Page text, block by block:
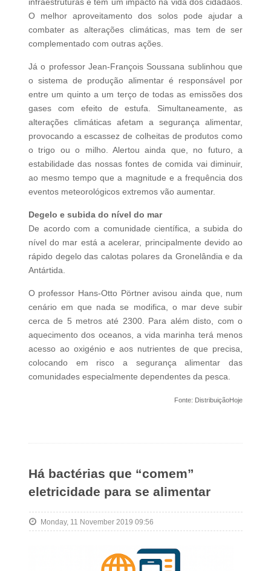
infraestruturas e tem um impacto na vida dos cidadãos.
O melhor aproveitamento dos solos pode ajudar a
combater as alterações climáticas, mas tem de ser
complementado com outras ações.
Já o professor Jean-François Soussana sublinhou que
o sistema de produção alimentar é responsável por
entre um quinto a um terço de todas as emissões dos
gases com efeito de estufa. Simultaneamente, as
alterações climáticas afetam a segurança alimentar,
provocando a escassez de colheitas de produtos como
o trigo ou o milho. Alertou ainda que, no futuro, a
estabilidade das nossas fontes de comida vai diminuir,
ao mesmo tempo que a magnitude e a frequência dos
eventos meteorológicos extremos vão aumentar.
Degelo e subida do nível do mar
De acordo com a comunidade científica, a subida do
nível do mar está a acelerar, principalmente devido ao
rápido degelo das calotas polares da Gronelândia e da
Antártida.
O professor Hans-Otto Pörtner avisou ainda que, num
cenário em que nada se modifica, o mar deve subir
cerca de 5 metros até 2300. Para além disto, com o
aquecimento dos oceanos, a vida marinha terá menos
acesso ao oxigénio e aos nutrientes de que precisa,
colocando em risco a segurança alimentar das
comunidades especialmente dependentes da pesca.
Fonte: DistribuiçãoHoje
Há bactérias que “comem”
eletricidade para se alimentar
Monday, 11 November 2019 09:56